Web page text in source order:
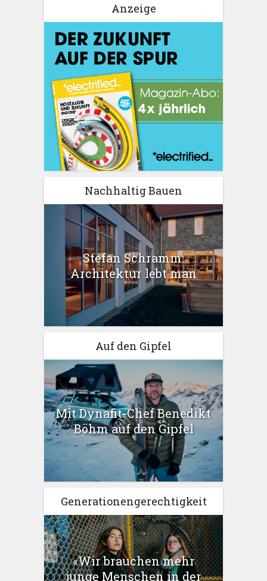
Anzeige
Nachhaltig Bauen
Stefan Schramm:
Architektur lebt man
Auf den Gipfel
Mit Dynafit-Chef Benedikt
Böhm auf den Gipfel
Generationengerechtigkeit
«Wir brauchen mehr
junge Menschen in der